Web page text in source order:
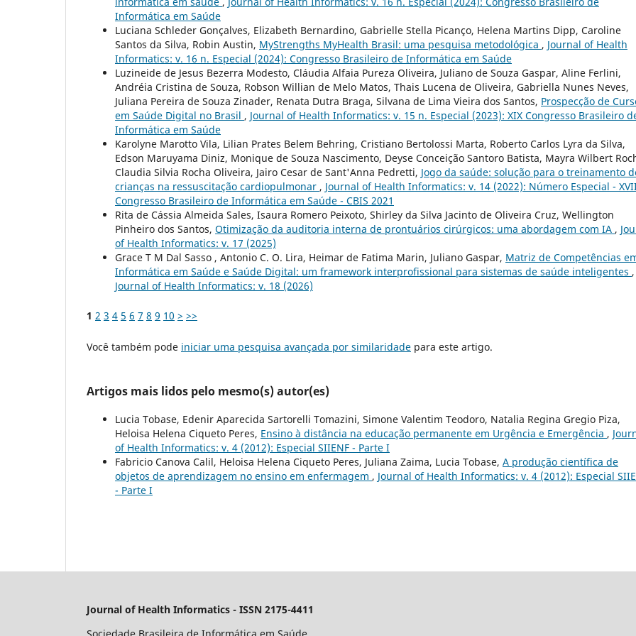
Informática em Saúde
Luciana Schleder Gonçalves, Elizabeth Bernardino, Gabrielle Stella Picanço, Helena Martins Dipp, Caroline
Santos da Silva, Robin Austin, MyStrengths MyHealth Brasil: uma pesquisa metodológica , Journal of Health
Informatics: v. 16 n. Especial (2024): Congresso Brasileiro de Informática em Saúde
Luzineide de Jesus Bezerra Modesto, Cláudia Alfaia Pureza Oliveira, Juliano de Souza Gaspar, Aline Ferlini,
Andréia Cristina de Souza, Robson Willian de Melo Matos, Thais Lucena de Oliveira, Gabriella Nunes Neves,
Juliana Pereira de Souza Zinader, Renata Dutra Braga, Silvana de Lima Vieira dos Santos, Prospecção de
em Saúde Digital no Brasil , Journal of Health Informatics: v. 15 n. Especial (2023): XIX Congresso Brasileiro
Informática em Saúde
Karolyne Marotto Vila, Lilian Prates Belem Behring, Cristiano Bertolossi Marta, Roberto Carlos Lyra da Silva,
Edson Maruyama Diniz, Monique de Souza Nascimento, Deyse Conceição Santoro Batista, Mayra Wilbert
Claudia Silvia Rocha Oliveira, Jairo Cesar de Sant'Anna Pedretti, Jogo da saúde: solução para o treinamento
crianças na ressuscitação cardiopulmonar , Journal of Health Informatics: v. 14 (2022): Número Especial -
Congresso Brasileiro de Informática em Saúde - CBIS 2021
Rita de Cássia Almeida Sales, Isaura Romero Peixoto, Shirley da Silva Jacinto de Oliveira Cruz, Wellington
Pinheiro dos Santos, Otimização da auditoria interna de prontuários cirúrgicos: uma abordagem com IA ,
of Health Informatics: v. 17 (2025)
Grace T M Dal Sasso , Antonio C. O. Lira, Heimar de Fatima Marin, Juliano Gaspar, Matriz de Competências
Informática em Saúde e Saúde Digital: um framework interprofissional para sistemas de saúde inteligentes ,
Journal of Health Informatics: v. 18 (2026)
1 2 3 4 5 6 7 8 9 10 > >>
Você também pode iniciar uma pesquisa avançada por similaridade para este artigo.
Artigos mais lidos pelo mesmo(s) autor(es)
Lucia Tobase, Edenir Aparecida Sartorelli Tomazini, Simone Valentim Teodoro, Natalia Regina Gregio Piza,
Heloisa Helena Ciqueto Peres, Ensino à distância na educação permanente em Urgência e Emergência ,
of Health Informatics: v. 4 (2012): Especial SIIENF - Parte I
Fabricio Canova Calil, Heloisa Helena Ciqueto Peres, Juliana Zaima, Lucia Tobase, A produção científica de
objetos de aprendizagem no ensino em enfermagem , Journal of Health Informatics: v. 4 (2012): Especial
- Parte I
Journal of Health Informatics - ISSN 2175-4411